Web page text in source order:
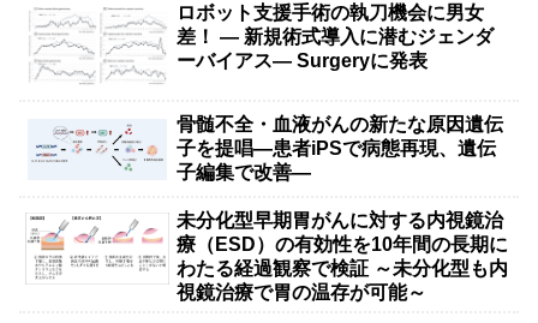
ロボット支援手術の執刀機会に男女
差！ — 新規術式導入に潜むジェンダ
ーバイアス— Surgeryに発表
骨髄不全・血液がんの新たな原因遺伝
子を提唱―患者iPSで病態再現、遺伝
子編集で改善―
未分化型早期胃がんに対する内視鏡治
療（ESD）の有効性を10年間の長期に
わたる経過観察で検証 ～未分化型も内
視鏡治療で胃の温存が可能～